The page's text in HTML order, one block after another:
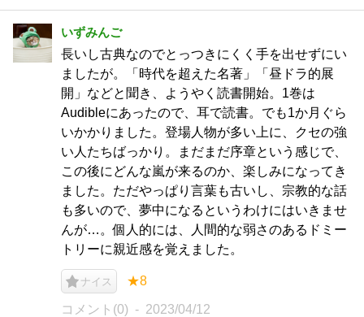
いずみんご
長いし古典なのでとっつきにくく手を出せずにい
ましたが。「時代を超えた名著」「昼ドラ的展
開」などと聞き、ようやく読書開始。1巻は
Audibleにあったので、耳で読書。でも1か月ぐら
いかかりました。登場人物が多い上に、クセの強
い人たちばっかり。まだまだ序章という感じで、
この後にどんな嵐が来るのか、楽しみになってき
ました。ただやっぱり言葉も古いし、宗教的な話
も多いので、夢中になるというわけにはいきませ
んが…。個人的には、人間的な弱さのあるドミー
トリーに親近感を覚えました。
ナイス ★8
コメント(0) 2023/04/12